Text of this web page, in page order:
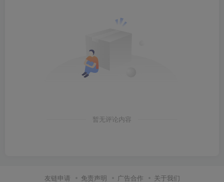
暂无评论内容
友链申请 免责声明 广告合作 关于我们